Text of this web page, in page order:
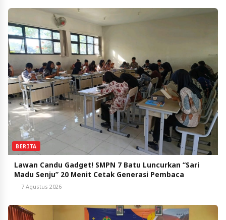
BERITA
Lawan Candu Gadget! SMPN 7 Batu Luncurkan “Sari
Madu Senju” 20 Menit Cetak Generasi Pembaca
7 Agustus 2026